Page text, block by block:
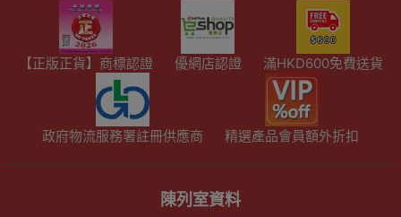
【正版正貨】商標認證 優網店認證 滿HKD600免費送貨
政府物流服務署註冊供應商 精選產品會員額外折扣
陳列室資料